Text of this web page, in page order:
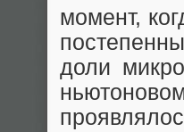
момент,
доли